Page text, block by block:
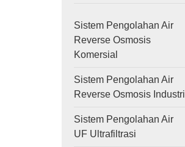
Sistem Pengolahan Air
Reverse Osmosis
Komersial
Sistem Pengolahan Air
Reverse Osmosis Industri
Sistem Pengolahan Air
UF Ultrafiltrasi